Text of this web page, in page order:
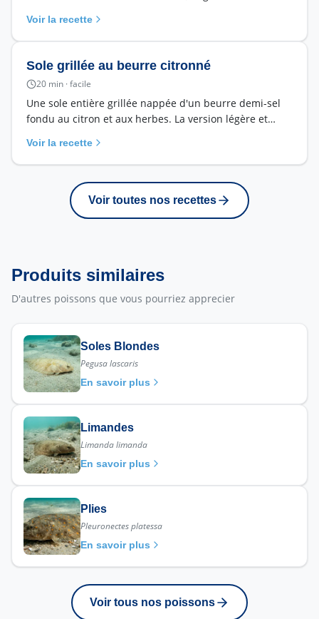
de la criée.
Voir la recette
Sole grillée au beurre citronné
20 min ·facile
Une sole entière grillée nappée d'un beurre demi-sel
fondu au citron et aux herbes. La version légère et
Voir la recette
Voir toutes nos recettes
Produits similaires
D'autres poissons que vous pourriez apprecier
Soles Blondes
Pegusa lascaris
En savoir plus
Limandes
Limanda limanda
En savoir plus
Plies
Pleuronectes platessa
En savoir plus
Voir tous nos poissons